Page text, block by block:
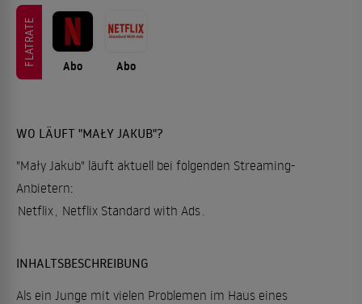
FLATRATE Abo Abo
WO LÄUFT "MAŁY JAKUB"?
"Mały Jakub" läuft aktuell bei folgenden Streaming-
Anbietern:
Netflix Netflix Standard with Ads
INHALTSBESCHREIBUNG
Als ein Junge mit vielen Problemen im Haus eines